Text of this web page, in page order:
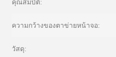
คุณสมบัติ:
ความกว้างของตาข่ายหน้าจอ:
วัสดุ: